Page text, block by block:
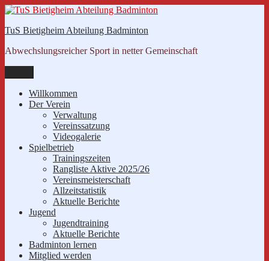
Zum
springen
TuS Bietigheim Abteilung Badminton
Abwechslungsreicher Sport in netter Gemeinschaft
Willkommen
Der Verein
Verwaltung
Vereinssatzung
Videogalerie
Spielbetrieb
Trainingszeiten
Rangliste Aktive 2025/26
Vereinsmeisterschaft
Allzeitstatistik
Aktuelle Berichte
Jugend
Jugendtraining
Aktuelle Berichte
Badminton lernen
Mitglied werden